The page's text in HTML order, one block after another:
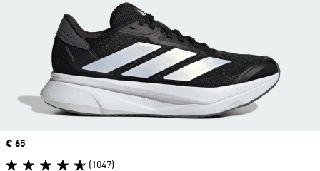
Price
€ 65
(1047)